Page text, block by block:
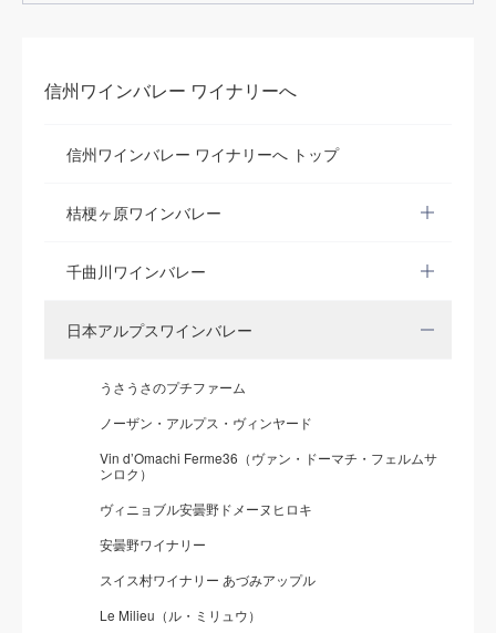
信州ワインバレー ワイナリーへ
信州ワインバレー ワイナリーへ トップ
桔梗ヶ原ワインバレー
千曲川ワインバレー
日本アルプスワインバレー
うさうさのプチファーム
ノーザン・アルプス・ヴィンヤード
Vin d’Omachi Ferme36（ヴァン・ドーマチ・フェルムサ
ンロク）
ヴィニョブル安曇野ドメーヌヒロキ
安曇野ワイナリー
スイス村ワイナリー あづみアップル
Le Milieu（ル・ミリュウ）